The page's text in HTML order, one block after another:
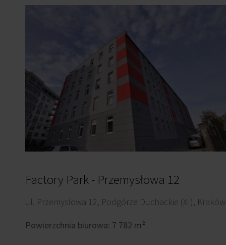
Factory Park - Przemysłowa 12
ul. Przemysłowa 12, Podgórze Duchackie (XI), Kraków
Powierzchnia biurowa: 7 782 m²